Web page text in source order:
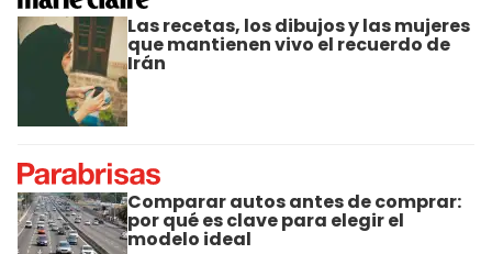
Las recetas, los dibujos y las mujeres
que mantienen vivo el recuerdo de
Irán
Comparar autos antes de comprar:
por qué es clave para elegir el
modelo ideal